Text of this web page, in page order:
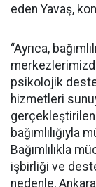
eden Yavaş,
“Ayrıca,
psikolojik
hizmetleri
gerçekleştirilen
bağımlılığıyla
Bağımlılıkla
işbirliği ve
nedenle,